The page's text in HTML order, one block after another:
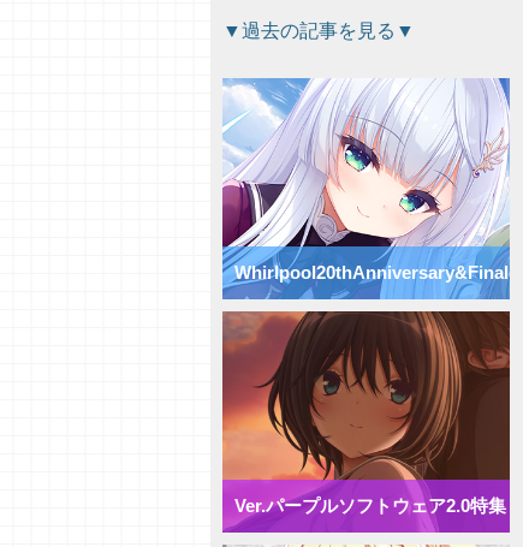
▼過去の記事を見る▼
Whirlpool20thAnniversary&Finale!
特集
Ver.パープルソフトウェア2.0特集